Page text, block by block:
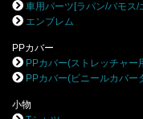
車用パーツ[ラパン/バモス/
エンブレム
PPカバー
PPカバー(ストレッチャ
PPカバー(ビニールカバー
小物